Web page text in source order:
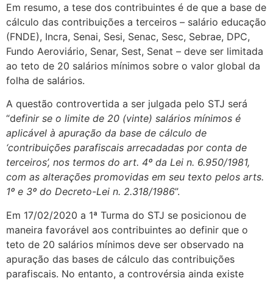
Em resumo, a tese dos contribuintes é de que a base de
cálculo das contribuições a terceiros – salário educação
(FNDE), Incra, Senai, Sesi, Senac, Sesc, Sebrae, DPC,
Fundo Aeroviário, Senar, Sest, Senat – deve ser limitada
ao teto de 20 salários mínimos sobre o valor global da
folha de salários.
A questão controvertida a ser julgada pelo STJ será
“definir se o limite de 20 (vinte) salários mínimos é
aplicável à apuração da base de cálculo de
‘contribuições parafiscais arrecadadas por conta de
terceiros’, nos termos do art. 4º da Lei n. 6.950/1981,
com as alterações promovidas em seu texto pelos arts.
1º e 3º do Decreto-Lei n. 2.318/1986”.
Em 17/02/2020 a 1ª Turma do STJ se posicionou de
maneira favorável aos contribuintes ao definir que o
teto de 20 salários mínimos deve ser observado na
apuração das bases de cálculo das contribuições
parafiscais. No entanto, a controvérsia ainda existe